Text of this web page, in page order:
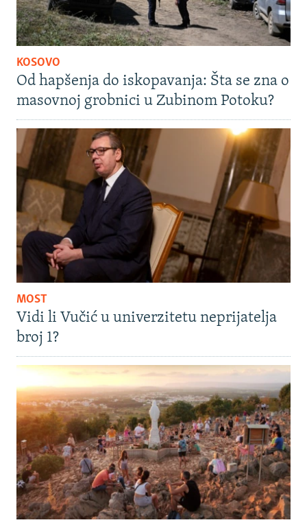
KOSOVO
Od hapšenja do iskopavanja: Šta se zna o
masovnoj grobnici u Zubinom Potoku?
MOST
Vidi li Vučić u univerzitetu neprijatelja
broj 1?